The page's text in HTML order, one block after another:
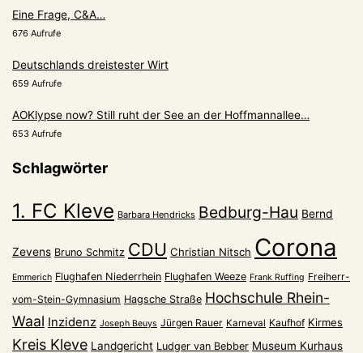
Eine Frage, C&A…
676 Aufrufe
Deutschlands dreistester Wirt
659 Aufrufe
AOKlypse now? Still ruht der See an der Hoffmannallee…
653 Aufrufe
Schlagwörter
1. FC Kleve Barbara Hendricks Bedburg-Hau Bernd
Zevens Bruno Schmitz CDU Christian Nitsch Corona
Emmerich Flughafen Niederrhein Flughafen Weeze Frank Ruffing Freiherr-
vom-Stein-Gymnasium Hagsche Straße Hochschule Rhein-
Waal Inzidenz Joseph Beuys Jürgen Rauer Karneval Kaufhof Kirmes
Kreis Kleve Landgericht Ludger van Bebber Museum Kurhaus